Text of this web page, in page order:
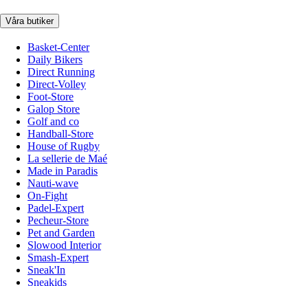
Våra butiker
Basket-Center
Daily Bikers
Direct Running
Direct-Volley
Foot-Store
Galop Store
Golf and co
Handball-Store
House of Rugby
La sellerie de Maé
Made in Paradis
Nauti-wave
On-Fight
Padel-Expert
Pecheur-Store
Pet and Garden
Slowood Interior
Smash-Expert
Sneak'In
Sneakids